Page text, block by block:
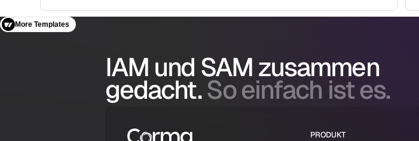
More Templates
IAM und SAM zusammen
gedacht.So einfach ist es.
PRODUKT